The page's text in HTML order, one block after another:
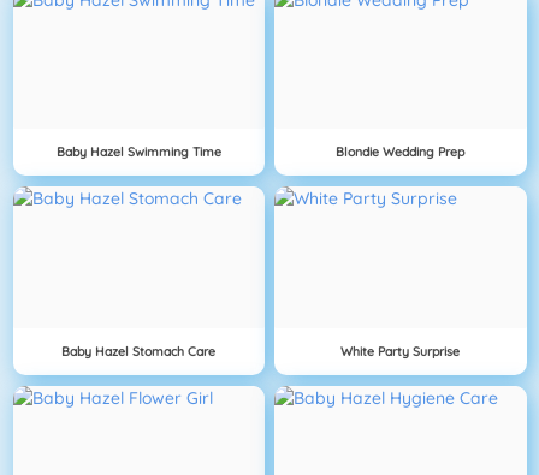
Baby Hazel Swimming Time Blondie Wedding Prep
Baby Hazel Stomach Care White Party Surprise